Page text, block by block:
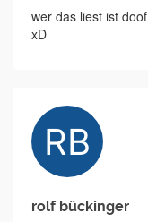
wer das liest ist
xD
rolf bückinger